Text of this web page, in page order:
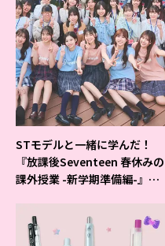
STモデルと一緒に学んだ！
『放課後Seventeen 春休みの
課外授業 -新学期準備編-』イ